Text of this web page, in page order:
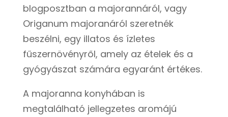
blogposztban a majorannáról, vagy
Origanum majoranáról szeretnék
beszélni, egy illatos és ízletes
fűszernövényről, amely az ételek és a
gyógyászat számára egyaránt értékes.
A majoranna konyhában is
megtalálható jellegzetes aromájú